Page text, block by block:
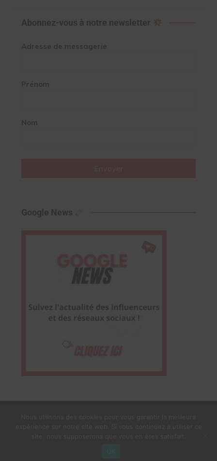
Abonnez-vous à notre newsletter
Adresse de messagerie
Prénom
Nom
Google News
À propos
OK